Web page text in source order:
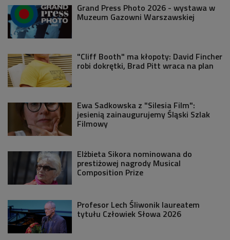
Grand Press Photo 2026 - wystawa w
Muzeum Gazowni Warszawskiej
"Cliff Booth" ma kłopoty: David Fincher
robi dokrętki, Brad Pitt wraca na plan
Ewa Sadkowska z "Silesia Film":
jesienią zainaugurujemy Śląski Szlak
Filmowy
Elżbieta Sikora nominowana do
prestiżowej nagrody Musical
Composition Prize
Profesor Lech Śliwonik laureatem
tytułu Człowiek Słowa 2026